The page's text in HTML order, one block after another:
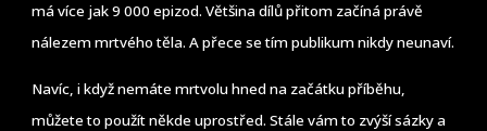
má více jak 9 000 epizod. Většina dílů přitom začíná právě
nálezem mrtvého těla. A přece se tím publikum nikdy neunaví.
Navíc, i když nemáte mrtvolu hned na začátku příběhu,
můžete to použít někde uprostřed. Stále vám to zvýší sázky a